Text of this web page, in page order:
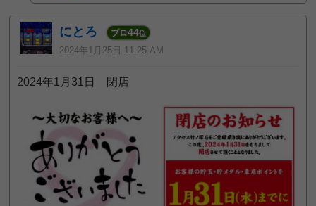
にとろ プロ44位
2024年1月25日 11:25 AM
2024年1月31日 閉店